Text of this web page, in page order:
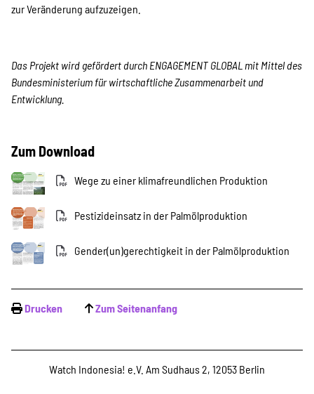
zur Veränderung aufzuzeigen.
Das Projekt wird gefördert durch ENGAGEMENT GLOBAL mit Mittel des
Bundesministerium für wirtschaftliche Zusammenarbeit und
Entwicklung.
Zum Download
Wege zu einer klimafreundlichen Produktion
Pestizideinsatz in der Palmölproduktion
Gender(un)gerechtigkeit in der Palmölproduktion
Drucken Zum Seitenanfang
Watch Indonesia! e.V. Am Sudhaus 2, 12053 Berlin